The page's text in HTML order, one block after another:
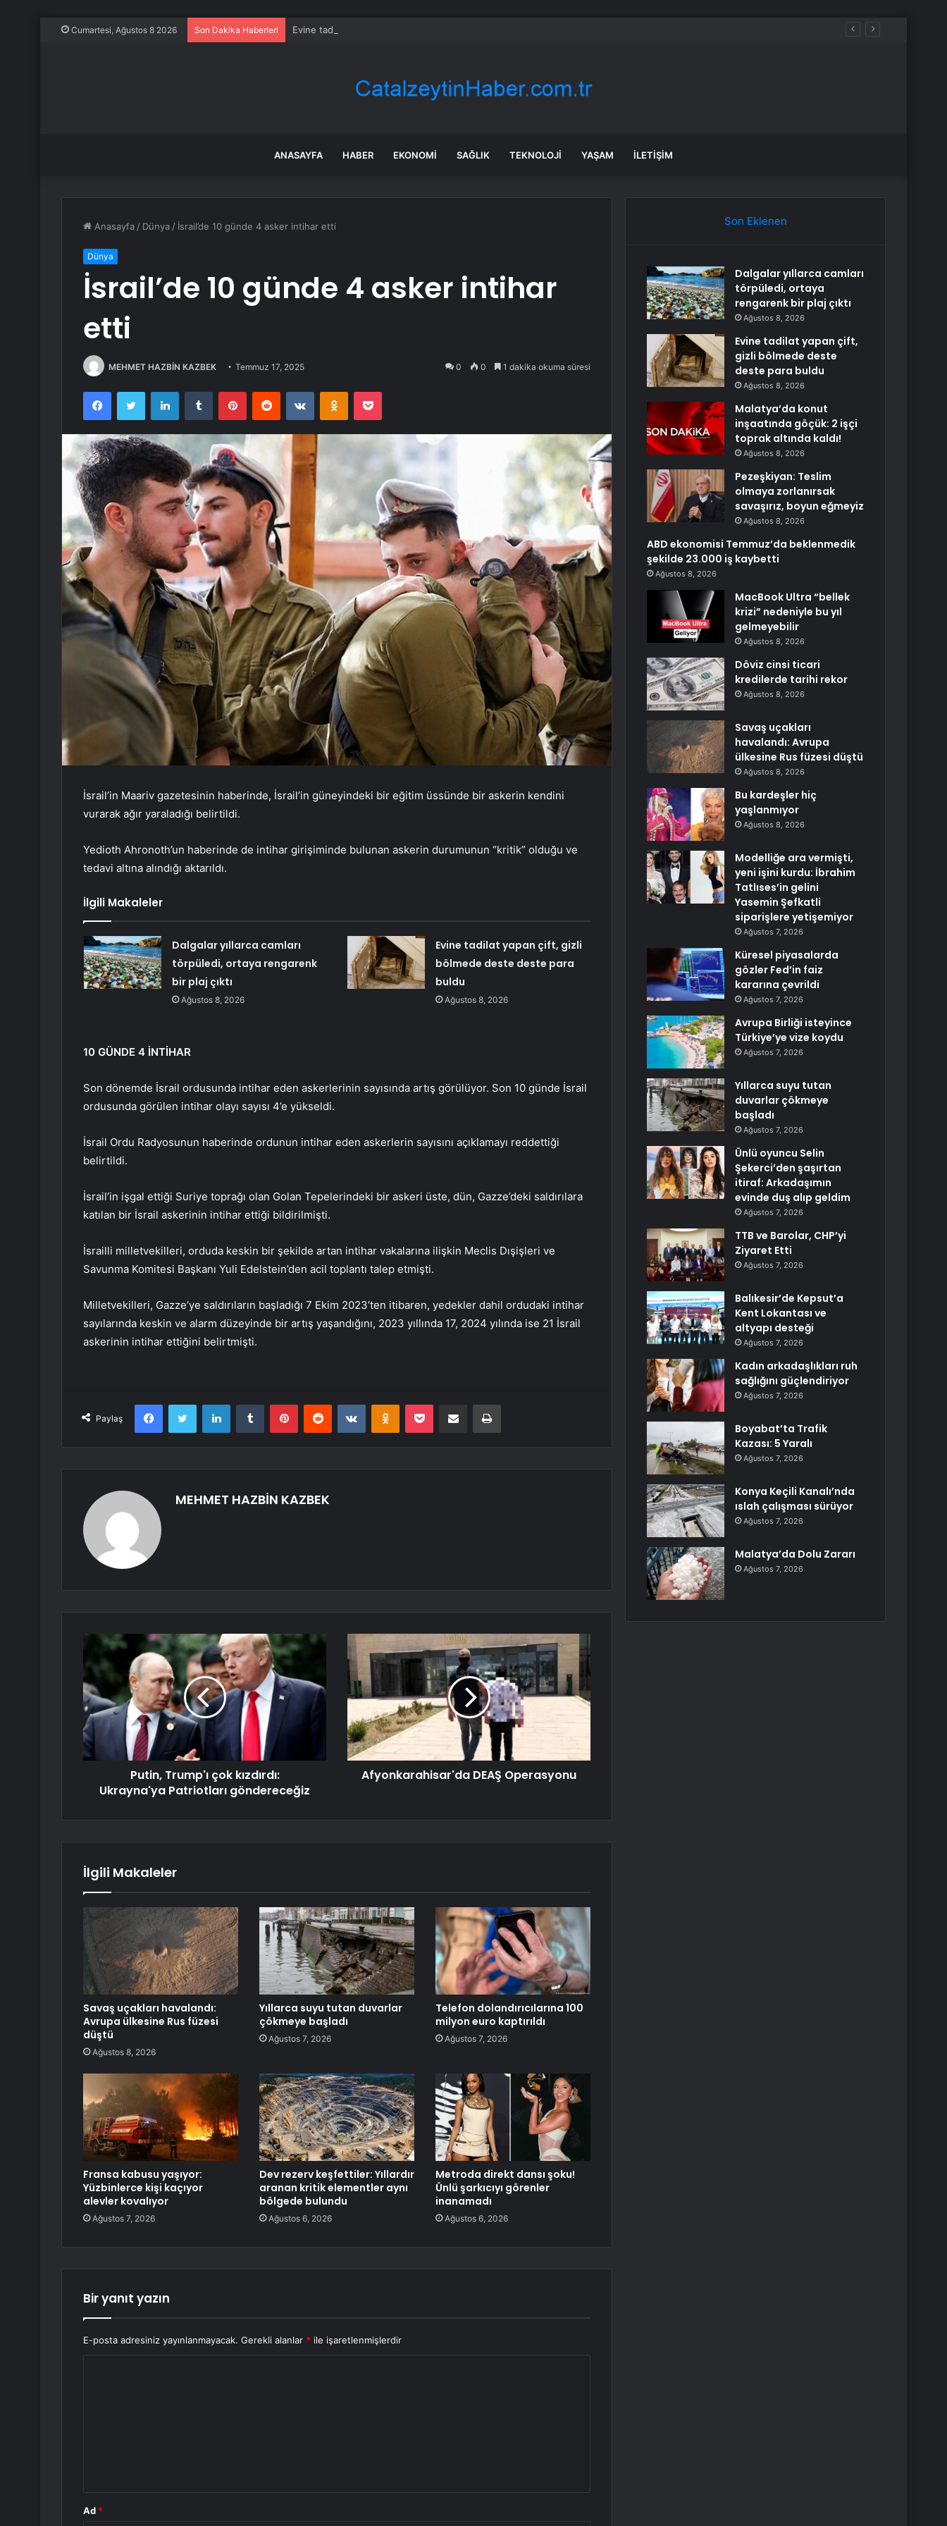
Cumartesi, Ağustos 8 2026 Son Dakika Haberleri Evine tadilat yapan çift, gizli bölmede deste deste para buldu
ANASAYFA HABER EKONOMI SAĞLIK TEKNOLOJI YAŞAM İLETIŞIM
Anasayfa / Dünya / İsrail’de 10 günde 4 asker intihar etti
Dünya
İsrail’de 10 günde 4 asker intihar
etti
MEHMET HAZBİN KAZBEK Temmuz 17, 2025 0 0 1 dakika okuma süresi
FacebookTwitter LinkedInTumblr PinterestReddit VKontakteOdnoklassniki
Pocket
İsrail’in Maariv gazetesinin haberinde, İsrail’in güneyindeki bir eğitim üssünde bir askerin kendini
vurarak ağır yaraladığı belirtildi.
Yedioth Ahronoth’un haberinde de intihar girişiminde bulunan askerin durumunun “kritik” olduğu ve
tedavi altına alındığı aktarıldı.
İlgili Makaleler
Dalgalar yıllarca camları
törpüledi, ortaya rengarenk
bir plaj çıktı
Ağustos 8, 2026
Evine tadilat yapan çift, gizli
bölmede deste deste para
buldu
Ağustos 8, 2026
10 GÜNDE 4 İNTİHAR
Son dönemde İsrail ordusunda intihar eden askerlerinin sayısında artış görülüyor. Son 10 günde İsrail
ordusunda görülen intihar olayı sayısı 4’e yükseldi.
İsrail Ordu Radyosunun haberinde ordunun intihar eden askerlerin sayısını açıklamayı reddettiği
belirtildi.
İsrail’in işgal ettiği Suriye toprağı olan Golan Tepelerindeki bir askeri üste, dün, Gazze’deki saldırılara
katılan bir İsrail askerinin intihar ettiği bildirilmişti.
İsrailli milletvekilleri, orduda keskin bir şekilde artan intihar vakalarına ilişkin Meclis Dışişleri ve
Savunma Komitesi Başkanı Yuli Edelstein’den acil toplantı talep etmişti.
Milletvekilleri, Gazze’ye saldırıların başladığı 7 Ekim 2023’ten itibaren, yedekler dahil ordudaki intihar
sayılarında keskin ve alarm düzeyinde bir artış yaşandığını, 2023 yıllında 17, 2024 yılında ise 21 İsrail
askerinin intihar ettiğini belirtmişti.
Paylaş
FacebookTwitter LinkedInTumblr PinterestReddit VKontakteOdnoklassniki
Pocket E-Posta ile paylaş Yazdır
MEHMET HAZBİN KAZBEK
Putin, Trump'ı çok kızdırdı:
Ukrayna'ya Patriotları göndereceğiz
Afyonkarahisar'da DEAŞ Operasyonu
İlgili Makaleler
Savaş uçakları havalandı:
Avrupa ülkesine Rus füzesi
düştü
Ağustos 8, 2026
Yıllarca suyu tutan duvarlar
çökmeye başladı
Ağustos 7, 2026
Telefon dolandırıcılarına 100
milyon euro kaptırıldı
Ağustos 7, 2026
Fransa kabusu yaşıyor:
Yüzbinlerce kişi kaçıyor
alevler kovalıyor
Ağustos 7, 2026
Dev rezerv keşfettiler: Yıllardır
aranan kritik elementler aynı
bölgede bulundu
Ağustos 6, 2026
Metroda direkt dansı şoku!
Ünlü şarkıcıyı görenler
inanamadı
Ağustos 6, 2026
Bir yanıt yazın
E-posta adresiniz yayınlanmayacak. Gerekli alanlar * ile işaretlenmişlerdir
Ad *
Son Eklenen
Dalgalar yıllarca camları
törpüledi, ortaya
rengarenk bir plaj çıktı
Ağustos 8, 2026
Evine tadilat yapan çift,
gizli bölmede deste
deste para buldu
Ağustos 8, 2026
Malatya’da konut
inşaatında göçük: 2 işçi
toprak altında kaldı!
Ağustos 8, 2026
Pezeşkiyan: Teslim
olmaya zorlanırsak
savaşırız, boyun eğmeyiz
Ağustos 8, 2026
ABD ekonomisi Temmuz’da beklenmedik
şekilde 23.000 iş kaybetti
Ağustos 8, 2026
MacBook Ultra “bellek
krizi” nedeniyle bu yıl
gelmeyebilir
Ağustos 8, 2026
Döviz cinsi ticari
kredilerde tarihi rekor
Ağustos 8, 2026
Savaş uçakları
havalandı: Avrupa
ülkesine Rus füzesi düştü
Ağustos 8, 2026
Bu kardeşler hiç
yaşlanmıyor
Ağustos 8, 2026
Modelliğe ara vermişti,
yeni işini kurdu: İbrahim
Tatlıses’in gelini
Yasemin Şefkatli
siparişlere yetişemiyor
Ağustos 7, 2026
Küresel piyasalarda
gözler Fed’in faiz
kararına çevrildi
Ağustos 7, 2026
Avrupa Birliği isteyince
Türkiye’ye vize koydu
Ağustos 7, 2026
Yıllarca suyu tutan
duvarlar çökmeye
başladı
Ağustos 7, 2026
Ünlü oyuncu Selin
Şekerci’den şaşırtan
itiraf: Arkadaşımın
evinde duş alıp geldim
Ağustos 7, 2026
TTB ve Barolar, CHP’yi
Ziyaret Etti
Ağustos 7, 2026
Balıkesir’de Kepsut’a
Kent Lokantası ve
altyapı desteği
Ağustos 7, 2026
Kadın arkadaşlıkları ruh
sağlığını güçlendiriyor
Ağustos 7, 2026
Boyabat’ta Trafik
Kazası: 5 Yaralı
Ağustos 7, 2026
Konya Keçili Kanalı’nda
ıslah çalışması sürüyor
Ağustos 7, 2026
Malatya’da Dolu Zararı
Ağustos 7, 2026